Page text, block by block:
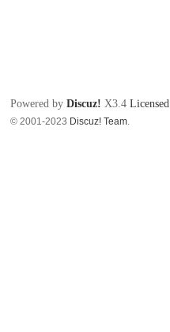
Powered byDiscuz! X3.4 Licensed
© 2001-2023 Discuz! Team